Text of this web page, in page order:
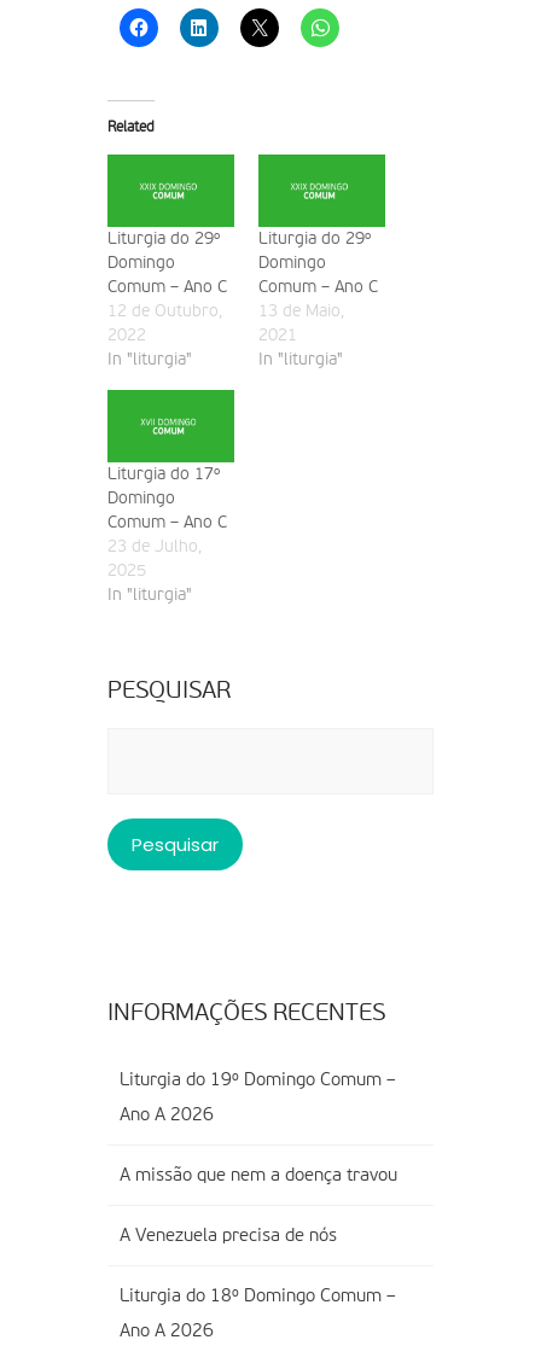
Related
Liturgia do 29º
Domingo
Comum – Ano C
12 de Outubro,
2022
In "liturgia"
Liturgia do 29º
Domingo
Comum – Ano C
13 de Maio,
2021
In "liturgia"
Liturgia do 17º
Domingo
Comum – Ano C
23 de Julho,
2025
In "liturgia"
PESQUISAR
INFORMAÇÕES RECENTES
Liturgia do 19º Domingo Comum –
Ano A 2026
A missão que nem a doença travou
A Venezuela precisa de nós
Liturgia do 18º Domingo Comum –
Ano A 2026